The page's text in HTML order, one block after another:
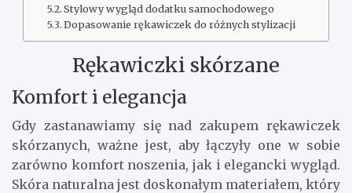
Stylowy wygląd dodatku samochodowego
Dopasowanie rękawiczek do różnych stylizacji
Rękawiczki skórzane
Komfort i elegancja
Gdy zastanawiamy się nad zakupem rękawiczek
skórzanych, ważne jest, aby łączyły one w sobie
zarówno komfort noszenia, jak i elegancki wygląd.
Skóra naturalna jest doskonałym materiałem, który